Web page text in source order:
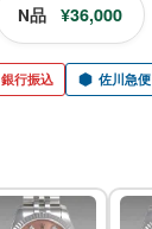
N品 ¥36,000
銀行振込 佐川急便